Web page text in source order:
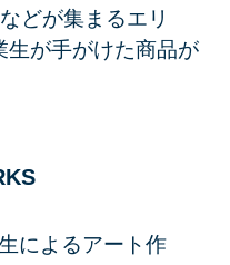
どが集まるエリ
生が手がけた商品が
によるアート作